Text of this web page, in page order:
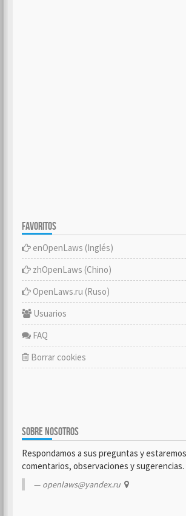
FAVORITOS
enOpenLaws (Inglés)
zhOpenLaws (Chino)
OpenLaws.ru (Ruso)
Usuarios
FAQ
Borrar cookies
SOBRE NOSOTROS
Respondamos a sus preguntas y
comentarios, observaciones y sugerencias.
openlaws@yandex.ru